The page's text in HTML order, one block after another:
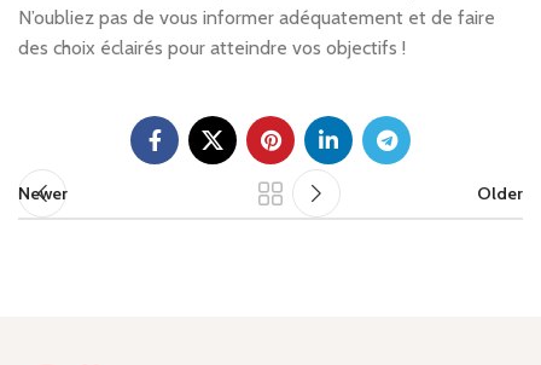
N’oubliez pas de vous informer adéquatement et de faire
des choix éclairés pour atteindre vos objectifs !
Newer Older